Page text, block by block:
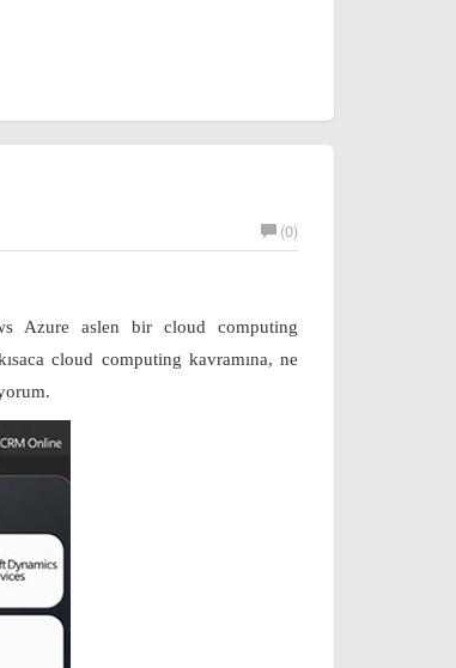
(0)
Azure aslen bir cloud computing
cloud computing kavramına, ne